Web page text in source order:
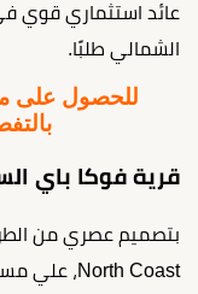
عائد استثماري قوي
الشمالي طلبًا.
للحصول على
قرية فوكا باي